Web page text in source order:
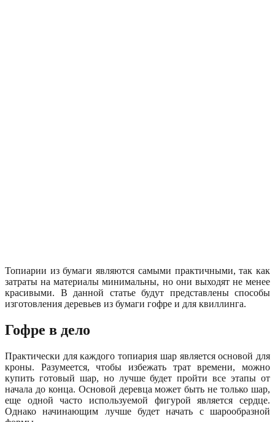
Топиарии из бумаги являются самыми практичными, так как
затраты на материалы минимальны, но они выходят не менее
красивыми. В данной статье будут представлены способы
изготовления деревьев из бумаги гофре и для квиллинга.
Гофре в дело
Практически для каждого топиария шар является основой для
кроны. Разумеется, чтобы избежать трат времени, можно
купить готовый шар, но лучше будет пройти все этапы от
начала до конца. Основой деревца может быть не только шар,
еще одной часто используемой фигурой является сердце.
Однако начинающим лучше будет начать с шарообразной